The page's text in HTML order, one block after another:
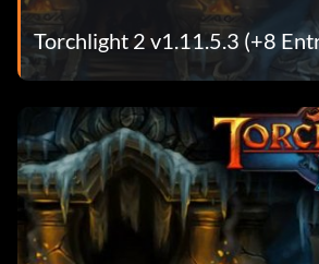
Torchlight 2 v1.11.5.3 (+8